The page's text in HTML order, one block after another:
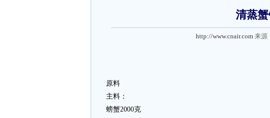
清蒸
http://www.cnair.com 来源
原料
主料：
螃蟹2000克